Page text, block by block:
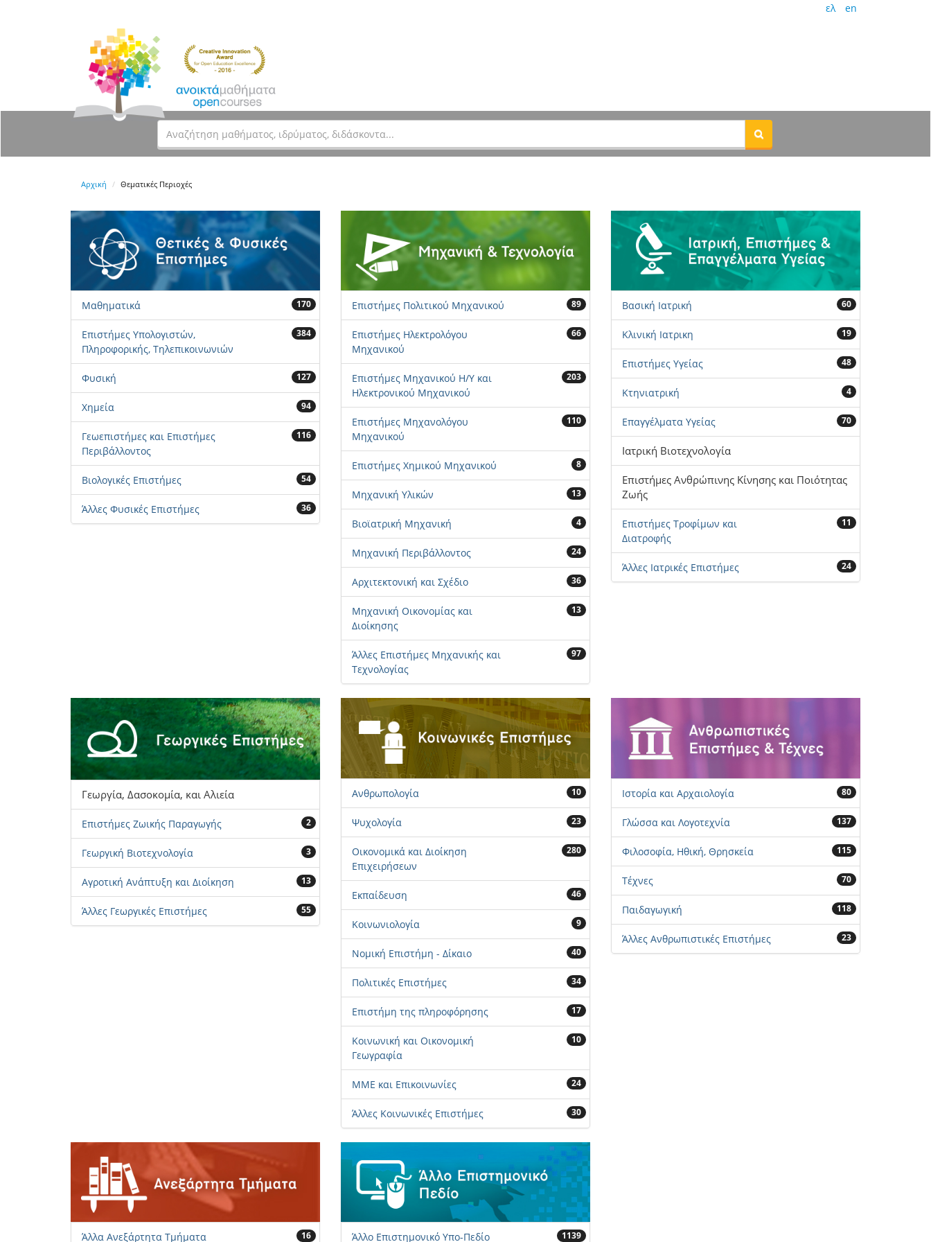
ελ en
Αρχική Θεματικές Περιοχές
Μαθηματικά 170
Επιστήμες Υπολογιστών,
Πληροφορικής, Τηλεπικοινωνιών
384
Φυσική 127
Χημεία 94
Γεωεπιστήμες και Επιστήμες
Περιβάλλοντος
116
Βιολογικές Επιστήμες 54
Άλλες Φυσικές Επιστήμες 36
Επιστήμες Πολιτικού Μηχανικού 89
Επιστήμες Ηλεκτρολόγου
Μηχανικού
66
Επιστήμες Μηχανικού Η/Υ και
Ηλεκτρονικού Μηχανικού
203
Επιστήμες Μηχανολόγου
Μηχανικού
110
Επιστήμες Χημικού Μηχανικού 8
Μηχανική Υλικών 13
Βιοϊατρική Μηχανική 4
Μηχανική Περιβάλλοντος 24
Αρχιτεκτονική και Σχέδιο 36
Μηχανική Οικονομίας και
Διοίκησης
13
Άλλες Επιστήμες Μηχανικής και
Τεχνολογίας
97
Βασική Ιατρική 60
Κλινική Ιατρικη 19
Επιστήμες Υγείας 48
Κτηνιατρική 4
Επαγγέλματα Υγείας 70
Ιατρική Βιοτεχνολογία
Επιστήμες Ανθρώπινης Κίνησης και Ποιότητας
Ζωής
Επιστήμες Τροφίμων και
Διατροφής
11
Άλλες Ιατρικές Επιστήμες 24
Γεωργία, Δασοκομία, και Αλιεία
Επιστήμες Ζωικής Παραγωγής 2
Γεωργική Βιοτεχνολογία 3
Αγροτική Ανάπτυξη και Διοίκηση 13
Άλλες Γεωργικές Επιστήμες 55
Ανθρωπολογία 10
Ψυχολογία 23
Οικονομικά και Διοίκηση
Επιχειρήσεων
280
Εκπαίδευση 46
Κοινωνιολογία 9
Νομική Επιστήμη - Δίκαιο 40
Πολιτικές Επιστήμες 34
Επιστήμη της πληροφόρησης 17
Κοινωνική και Οικονομική
Γεωγραφία
10
ΜΜΕ και Επικοινωνίες 24
Άλλες Κοινωνικές Επιστήμες 30
Ιστορία και Αρχαιολογία 80
Γλώσσα και Λογοτεχνία 137
Φιλοσοφία, Ηθική, Θρησκεία 115
Τέχνες 70
Παιδαγωγική 118
Άλλες Ανθρωπιστικές Επιστήμες 23
Άλλα Ανεξάρτητα Τμήματα 16 Άλλο Επιστημονικό Υπο-Πεδίο 1139